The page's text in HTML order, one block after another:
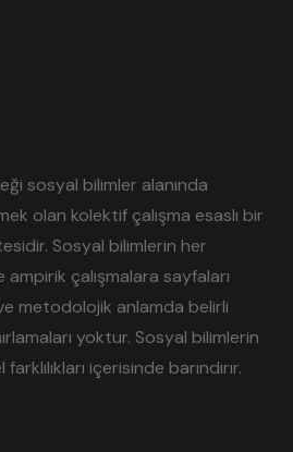
sosyal bilimler alanında
olan kolektif çalışma esaslı bir
Sosyal bilimlerin her
ampirik çalışmalara sayfaları
metodolojik anlamda belirli
yoktur. Sosyal bilimlerin
içerisinde barındırır.